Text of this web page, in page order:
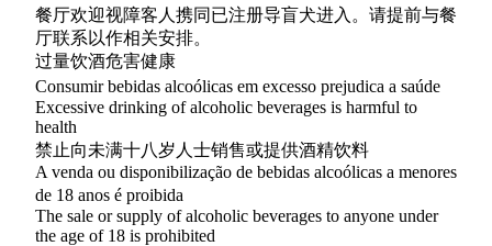
餐厅欢迎视障客人携同已注册导盲犬进入。请提前与餐
厅联系以作相关安排。
过量饮酒危害健康
Consumir bebidas alcoólicas em excesso prejudica a saúde
Excessive drinking of alcoholic beverages is harmful to
health
禁止向未满十八岁人士销售或提供酒精饮料
A venda ou disponibilização de bebidas alcoólicas a menores
de 18 anos é proibida
The sale or supply of alcoholic beverages to anyone under
the age of 18 is prohibited